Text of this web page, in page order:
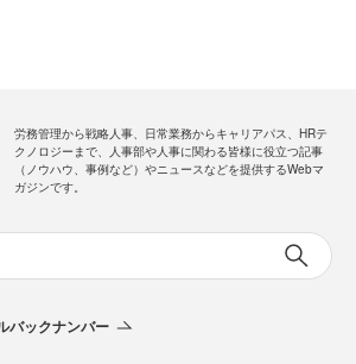
労務管理から戦略人事、日常業務からキャリアパス、HRテ
クノロジーまで、人事部や人事に関わる皆様に役立つ記事
（ノウハウ、事例など）やニュースなどを提供するWebマ
ガジンです。
バックナンバー